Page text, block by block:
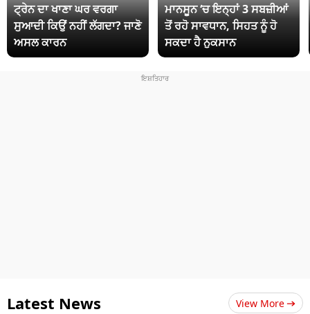
ਟ੍ਰੇਨ ਦਾ ਖਾਣਾ ਘਰ ਵਰਗਾ
ਸੁਆਦੀ ਕਿਉਂ ਨਹੀਂ ਲੱਗਦਾ? ਜਾਣੋ
ਅਸਲ ਕਾਰਨ
ਮਾਨਸੂਨ ‘ਚ ਇਨ੍ਹਾਂ 3 ਸਬਜ਼ੀਆਂ
ਤੋਂ ਰਹੋ ਸਾਵਧਾਨ, ਸਿਹਤ ਨੂੰ ਹੋ
ਸਕਦਾ ਹੈ ਨੁਕਸਾਨ
Latest News View More